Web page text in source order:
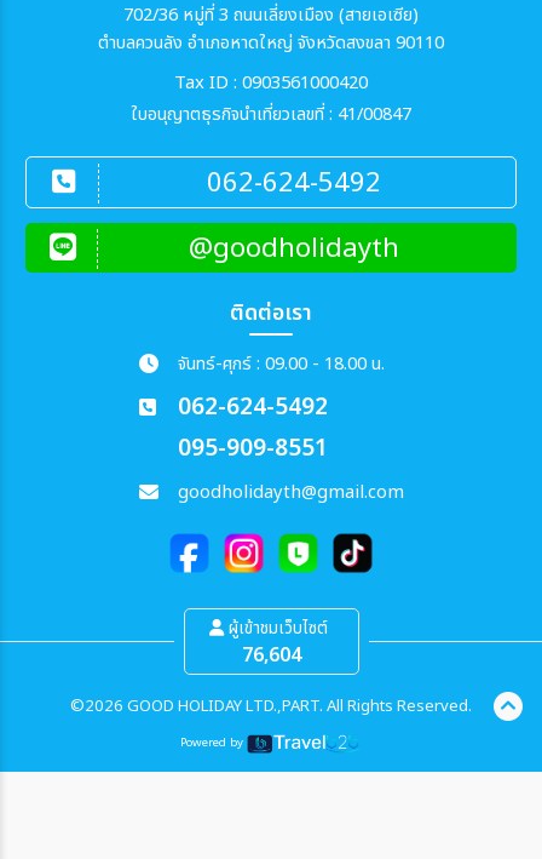
702/36 หมู่ที่ 3 ถนนเลี่ยงเมือง (สายเอเซีย)
ตำบลควนลัง อำเภอหาดใหญ่ จังหวัดสงขลา 90110
Tax ID : 0903561000420
ใบอนุญาตธุรกิจนำเที่ยวเลขที่ : 41/00847
062-624-5492
@goodholidayth
ติดต่อเรา
จันทร์-ศุกร์ : 09.00 - 18.00 น.
062-624-5492
095-909-8551
goodholidayth@gmail.com
ผู้เข้าชมเว็บไซต์
76,604
©2026 GOOD HOLIDAY LTD.,PART. All Rights Reserved.
Powered by